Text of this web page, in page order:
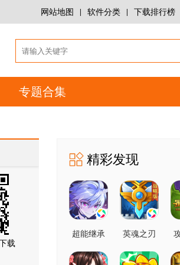
下载排行榜
软件分类 |
网站地图 |
专题合集
载
精彩发现
超能继承
英魂之刃